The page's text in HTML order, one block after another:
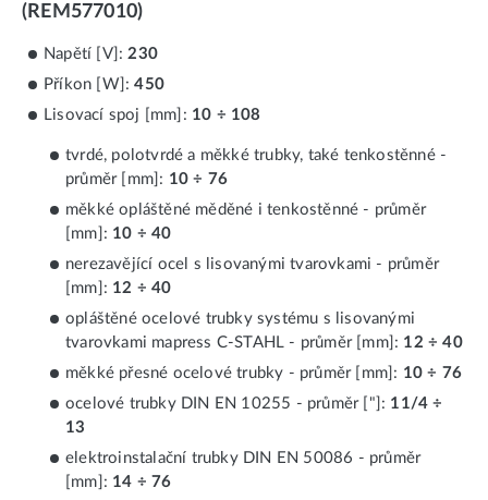
(REM577010)
Napětí [V]:230
Příkon [W]:450
Lisovací spoj [mm]: 10 ÷ 108
tvrdé, polotvrdé a měkké trubky, také tenkostěnné -
průměr [mm]: 10 ÷ 76
měkké opláštěné měděné i tenkostěnné - průměr
[mm]: 10 ÷ 40
nerezavějící ocel s lisovanými tvarovkami - průměr
[mm]: 12 ÷ 40
opláštěné ocelové trubky systému s lisovanými
tvarovkami mapress C-STAHL - průměr [mm]: 12 ÷ 40
měkké přesné ocelové trubky - průměr [mm]: 10 ÷ 76
ocelové trubky DIN EN 10255 - průměr ["]: 11/4 ÷
13
elektroinstalační trubky DIN EN 50086 - průměr
[mm]: 14 ÷ 76